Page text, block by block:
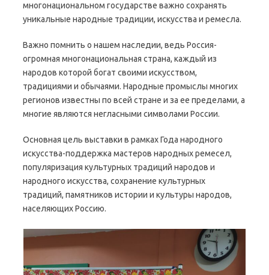
многонациональном государстве важно сохранять
уникальные народные традиции, искусства и ремесла.
Важно помнить о нашем наследии, ведь Россия-
огромная многонациональная страна, каждый из
народов которой богат своими искусством,
традициями и обычаями. Народные промыслы многих
регионов известны по всей стране и за ее пределами, а
многие являются негласными символами России.
Основная цель выставки в рамках Года народного
искусства-поддержка мастеров народных ремесел,
популяризация культурных традиций народов и
народного искусства, сохранение культурных
традиций, памятников истории и культуры народов,
населяющих Россию.